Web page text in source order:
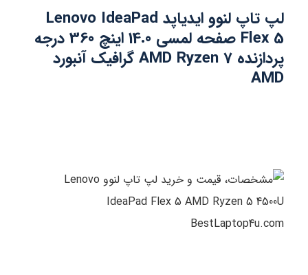
لپ تاپ لنوو ایدیاپد Lenovo IdeaPad
Flex 5 صفحه لمسی 14.0 اینچ 360 درجه
پردازنده AMD Ryzen 7 گرافیک آنبورد
AMD